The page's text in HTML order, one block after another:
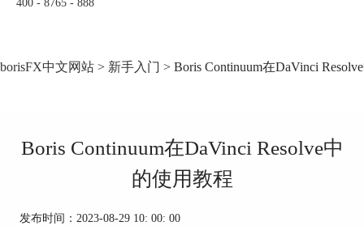
400 - 8765 - 888
borisFX中文网站 > 新手入门 > Boris Continuum在DaVinci
Boris Continuum在DaVinci Resolve中
的使用教程
发布时间：2023-08-29 10: 00: 00